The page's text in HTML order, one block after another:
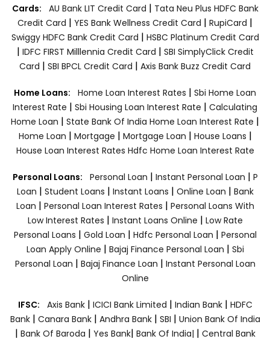
Cards: AU Bank LIT Credit Card | Tata Neu Plus HDFC Bank
Credit Card | YES Bank Wellness Credit Card | RupiCard |
Swiggy HDFC Bank Credit Card | HSBC Platinum Credit Card
| IDFC FIRST Milllennia Credit Card | SBI SimplyClick Credit
Card | SBI BPCL Credit Card | Axis Bank Buzz Credit Card
Home Loans: Home Loan Interest Rates | Sbi Home Loan
Interest Rate | Sbi Housing Loan Interest Rate | Calculating
Home Loan | State Bank Of India Home Loan Interest Rate |
Home Loan | Mortgage | Mortgage Loan | House Loans |
House Loan Interest Rates Hdfc Home Loan Interest Rate
Personal Loans: Personal Loan | Instant Personal Loan | P
Loan | Student Loans | Instant Loans | Online Loan | Bank
Loan | Personal Loan Interest Rates | Personal Loans With
Low Interest Rates | Instant Loans Online | Low Rate
Personal Loans | Gold Loan | Hdfc Personal Loan | Personal
Loan Apply Online | Bajaj Finance Personal Loan | Sbi
Personal Loan | Bajaj Finance Loan | Instant Personal Loan
Online
IFSC: Axis Bank | ICICI Bank Limited | Indian Bank | HDFC
Bank| Canara Bank | Andhra Bank| SBI | Union Bank Of India
| Bank Of Baroda | Yes Bank| Bank Of India| | Central Bank